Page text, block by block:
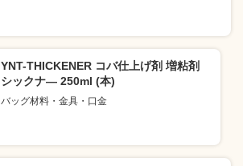
YNT-THICKENER コバ仕上げ剤 増粘剤
シックナ― 250ml (本)
バッグ材料・金具・口金